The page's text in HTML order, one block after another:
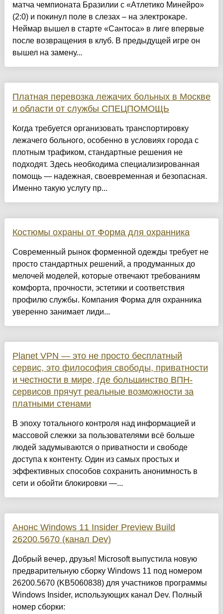
матча чемпионата Бразилии с «Атлетико Минейро»
(2:0) и покинул поле в слезах – на электрокаре.
Неймар вышел в старте «Сантоса» в лиге впервые
после возвращения в клуб. В предыдущей игре он
вышел на замену...
Платная перевозка лежачих больных в Москве
и области от службы СПЕЦПОМОЩЬ
Когда требуется организовать транспортировку
лежачего больного, особенно в условиях города с
плотным трафиком, стандартные решения не
подходят. Здесь необходима специализированная
помощь — надежная, своевременная и безопасная.
Именно такую услугу пр...
Костюмы охраны от Форма для охранника
Современный рынок форменной одежды требует не
просто стандартных решений, а продуманных до
мелочей моделей, которые отвечают требованиям
комфорта, прочности, эстетики и соответствия
профилю службы. Компания Форма для охранника
уверенно занимает лиди...
Planet VPN — это не просто бесплатный
сервис, это философия свободы, приватности
и честности в мире, где большинство ВПН-
сервисов прячут реальные возможности за
платными стенами
В эпоху тотального контроля над информацией и
массовой слежки за пользователями всё больше
людей задумываются о приватности и свободе
доступа к контенту. Один из самых простых и
эффективных способов сохранить анонимность в
сети и обойти блокировки —...
Анонс Windows 11 Insider Preview Build
26200.5670 (канал Dev)
Добрый вечер, друзья! Microsoft выпустила новую
предварительную сборку Windows 11 под номером
26200.5670 (KB5060838) для участников программы
Windows Insider, использующих канал Dev. Полный
номер сборки: